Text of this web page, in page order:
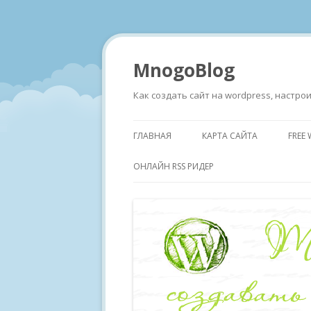
MnogoBlog
Как создать сайт на wordpress,
ГЛАВНАЯ КАРТА САЙТА
ОНЛАЙН RSS РИДЕР